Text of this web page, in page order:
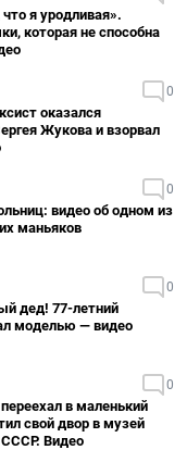
я уродливая».
которая не способна
0
оказался
Жукова и взорвал
0
видео об одном из
маньяков
0
дед! 77-летний
моделью — видео
0
в маленький
свой двор в музей
Видео